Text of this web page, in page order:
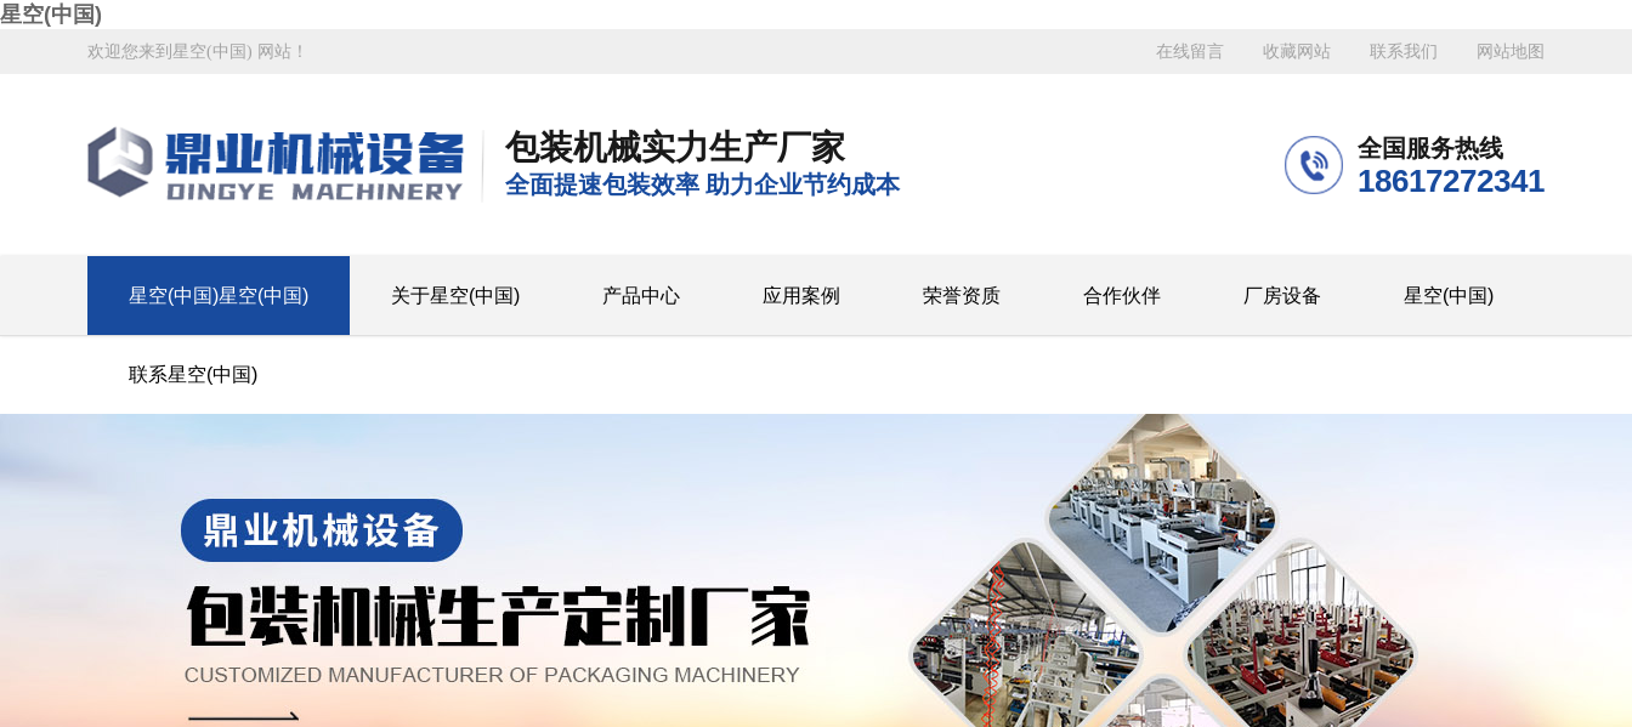
星空(中国)
在线留言 收藏网站 联系我们 网站地图
欢迎您来到星空(中国) 网站！
包装机械实力生产厂家
全面提速包装效率 助力企业节约成本
全国服务热线
18617272341
星空(中国)星空(中国) 关于星空(中国) 产品中心 应用案例 荣誉资质 合作伙伴 厂房设备 星空(中国)
联系星空(中国)